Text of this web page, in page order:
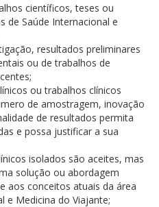
científicos, teses ou
de Saúde Internacional e
resultados preliminares
ou de trabalhos de
ou trabalhos clínicos
de amostragem, inovação
de resultados permita
e possa justificar a sua
isolados são aceites, mas
solução ou abordagem
aos conceitos atuais da área
e Medicina do Viajante;